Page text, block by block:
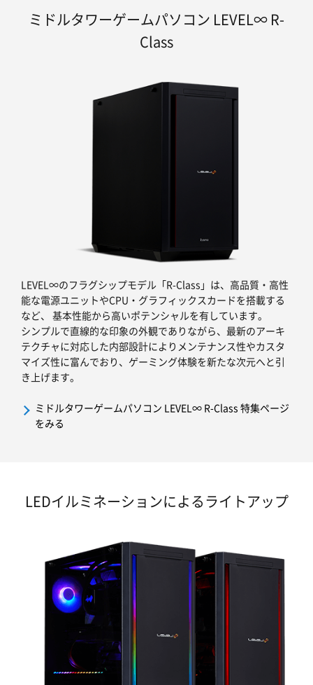
ミドルタワーゲームパソコン LEVEL∞ R-
Class
LEVEL∞のフラグシップモデル「R-Class」は、高品質・高性
能な電源ユニットやCPU・グラフィックスカードを搭載する
など、 基本性能から高いポテンシャルを有しています。
シンプルで直線的な印象の外観でありながら、最新のアーキ
テクチャに対応した内部設計によりメンテナンス性やカスタ
マイズ性に富んでおり、ゲーミング体験を新たな次元へと引
き上げます。
ミドルタワーゲームパソコン LEVEL∞ R-Class 特集ページ
をみる
LEDイルミネーションによるライトアップ